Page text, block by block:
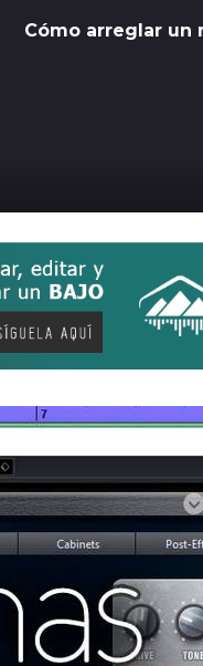
Cómo arreglar un